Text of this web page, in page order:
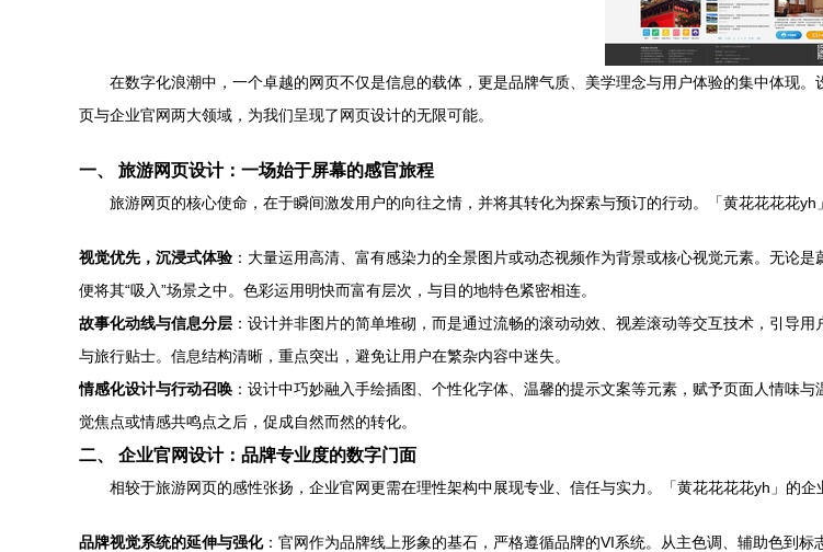
在数字化浪潮中，一个卓越的网页不仅是信息的载体，更是品牌气质、美学理念与用户体验的集中体现
页与企业官网两大领域，为我们呈现了网页设计的无限可能。
一、 旅游网页设计：一场始于屏幕的感官旅程
旅游网页的核心使命，在于瞬间激发用户的向往之情，并将其转化为探索与预订的行动。「黄花花花花
视觉优先，沉浸式体验 ：大量运用高清、富有感染力的全景图片或动态视频作为背景或核心视觉元素。无论
便将其“吸入”场景之中。色彩运用明快而富有层次，与目的地特色紧密相连。
故事化动线与信息分层 ：设计并非图片的简单堆砌，而是通过流畅的滚动动效、视差滚动等交互技术，引导
与旅行贴士。信息结构清晰，重点突出，避免让用户在繁杂内容中迷失。
情感化设计与行动召唤 ：设计中巧妙融入手绘插图、个性化字体、温馨的提示文案等元素，赋予页面人情味
觉焦点或情感共鸣点之后，促成自然而然的转化。
二、 企业官网设计：品牌专业度的数字门面
相较于旅游网页的感性张扬，企业官网更需在理性架构中展现专业、信任与实力。「黄花花花花yh」的
品牌视觉系统的延伸与强化：官网作为品牌线上形象的基石，严格遵循品牌的VI系统。从主色调、辅助色到